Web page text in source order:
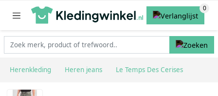
Herenkleding Heren jeans Le Temps Des Cerises